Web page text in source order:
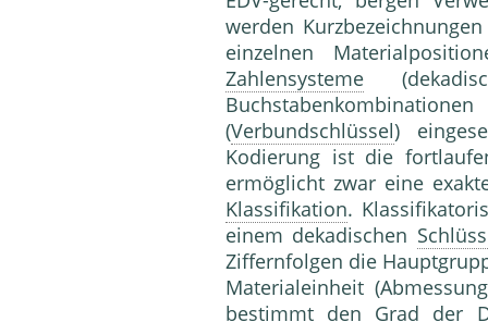
werden
einzelnen
Zahlensysteme
(Verbundschlüssel)
Kodierung ist die
ermöglicht zwar eine
Klassifikation.
einem dekadischen
Ziffernfolgen die
Materialeinheit
bestimmt den Grad der